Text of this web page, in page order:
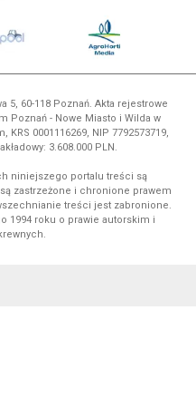
5, 60-118 Poznań. Akta rejestrowe
Poznań - Nowe Miasto i Wilda w
0001116269, NIP 7792573719,
3.608.000 PLN.
niniejszego portalu treści są
zastrzeżone i chronione prawem
treści jest zabronione.
1994 roku o prawie autorskim i